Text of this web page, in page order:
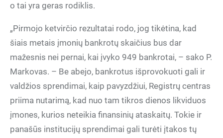
o tai yra geras rodiklis.
„Pirmojo ketvirčio rezultatai rodo, jog tikėtina, kad
šiais metais įmonių bankrotų skaičius bus dar
mažesnis nei pernai, kai įvyko 949 bankrotai, – sako P.
Markovas. – Be abejo, bankrotus išprovokuoti gali ir
valdžios sprendimai, kaip pavyzdžiui, Registrų centras
priima nutarimą, kad nuo tam tikros dienos likviduos
įmones, kurios neteikia finansinių ataskaitų. Tokie ir
panašūs institucijų sprendimai gali turėti įtakos tų